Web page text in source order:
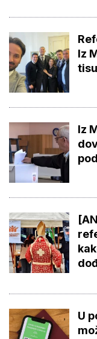
Iz
Iz
U